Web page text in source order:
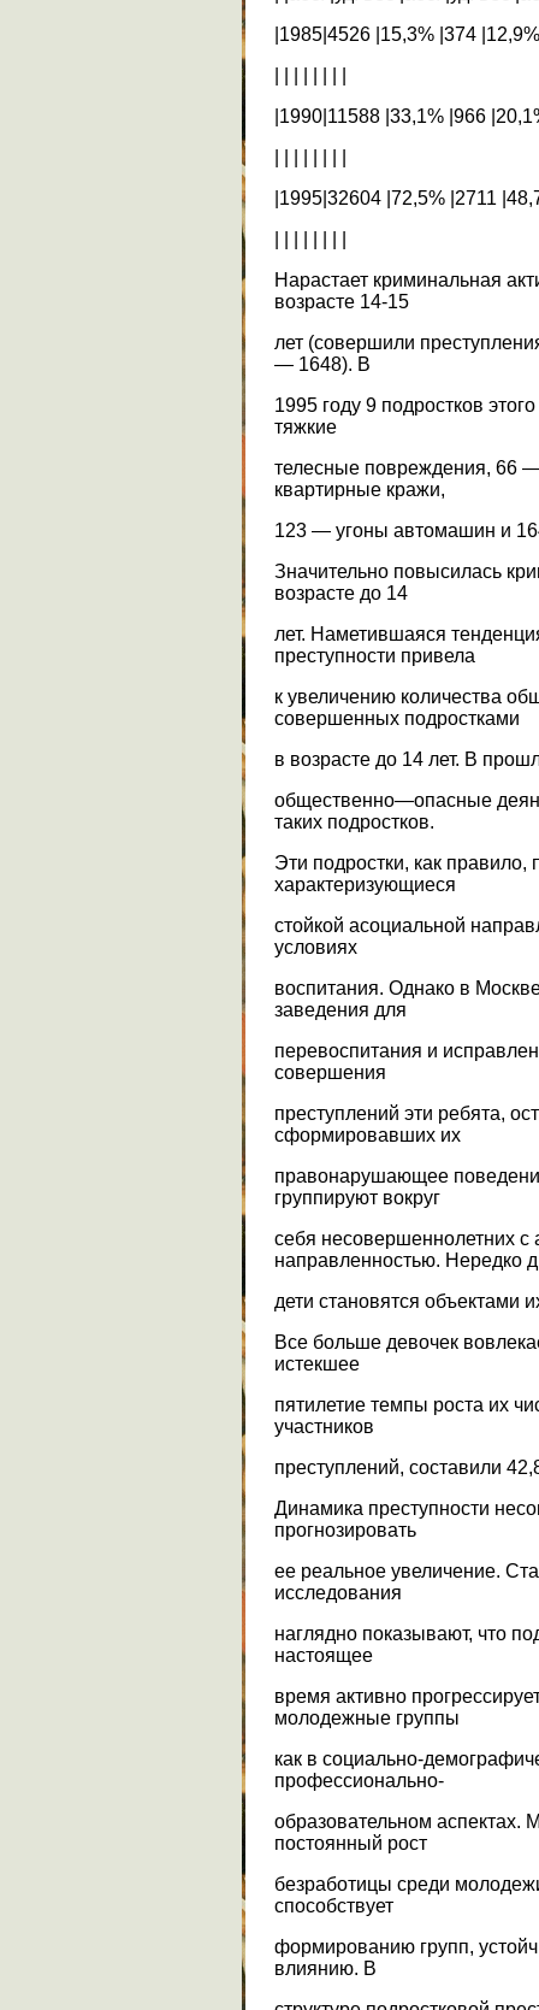
|1985|4526 |15,3% |374
|1990|11588 |33,1% |966
|1995|32604 |72,5% |2711
Нарастает криминальная
возрасте 14-15
лет (совершили
— 1648). В
1995 году 9 подростков
тяжкие
телесные повреждения, 66
квартирные кражи,
123 — угоны автомашин и
Значительно повысилась
возрасте до 14
лет. Наметившаяся
преступности привела
к увеличению количества
совершенных подростками
в возрасте до 14 лет. В
общественно—опасные
таких подростков.
Эти подростки, как правило,
характеризующиеся
стойкой асоциальной
условиях
воспитания. Однако в
заведения для
перевоспитания и
совершения
преступлений эти ребята,
сформировавших их
правонарушающее
группируют вокруг
себя несовершеннолетних с
направленностью. Нередко
дети становятся объектами
Все больше девочек
истекшее
пятилетие темпы роста их
участников
преступлений, составили
Динамика преступности
прогнозировать
ее реальное увеличение.
исследования
наглядно показывают, что
настоящее
время активно
молодежные группы
как в социально-
профессионально-
образовательном аспектах.
постоянный рост
безработицы среди
способствует
формированию групп,
влиянию. В